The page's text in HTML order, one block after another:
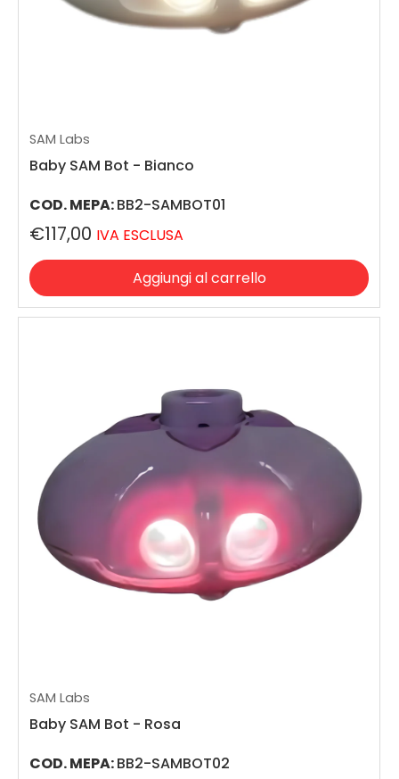
SAM Labs
Baby SAM Bot - Bianco
COD. MEPA:BB2-SAMBOT01
€117,00 IVA ESCLUSA
Aggiungi al carrello
SAM Labs
Baby SAM Bot - Rosa
COD. MEPA:BB2-SAMBOT02